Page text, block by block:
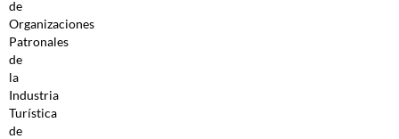
de
Organizaciones
Patronales
de
la
Industria
Turística
de